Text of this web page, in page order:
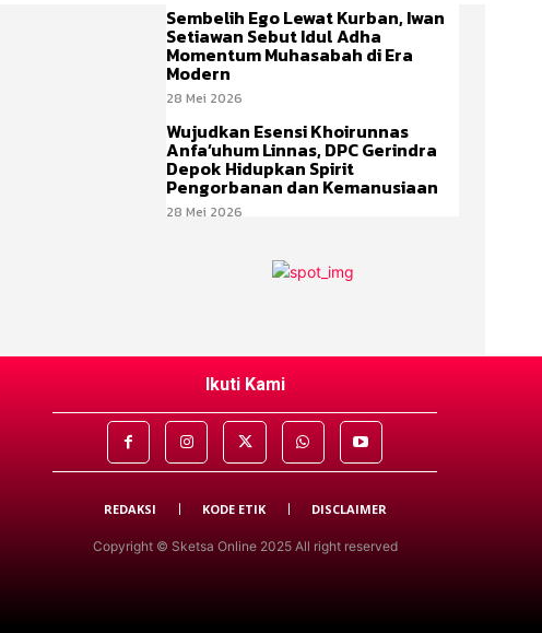
Sembelih Ego Lewat Kurban, Iwan
Setiawan Sebut Idul Adha
Momentum Muhasabah di Era
Modern
28 Mei 2026
Wujudkan Esensi Khoirunnas
Anfa’uhum Linnas, DPC Gerindra
Depok Hidupkan Spirit
Pengorbanan dan Kemanusiaan
28 Mei 2026
Ikuti Kami
REDAKSI KODE ETIK DISCLAIMER
Copyright © Sketsa Online 2025 All right reserved